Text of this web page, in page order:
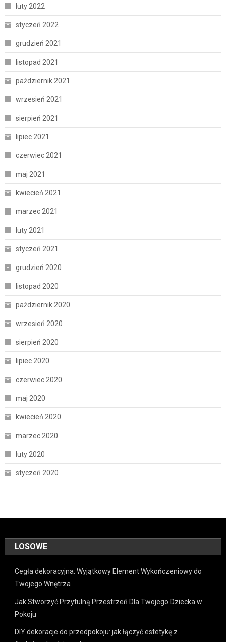
luty 2022
styczeń 2022
grudzień 2021
listopad 2021
październik 2021
wrzesień 2021
sierpień 2021
lipiec 2021
czerwiec 2021
maj 2021
kwiecień 2021
marzec 2021
luty 2021
styczeń 2021
grudzień 2020
listopad 2020
październik 2020
wrzesień 2020
sierpień 2020
lipiec 2020
czerwiec 2020
maj 2020
kwiecień 2020
marzec 2020
luty 2020
styczeń 2020
LOSOWE
Cegła dekoracyjna: Wyjątkowy Element Wykończeniowy do
Twojego Wnętrza
Jak Stworzyć Przytulną Przestrzeń Dla Twojego Dziecka w
Pokoju
DIY dekoracje do przedpokoju: jak łączyć estetykę z